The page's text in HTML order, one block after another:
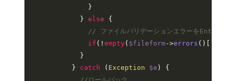
              }
            }
else {
// ファイルバリデーションエラーをEntity
if (!empty( $fileform->errors ()[
            }
          }
catch ( Exception $e ) {